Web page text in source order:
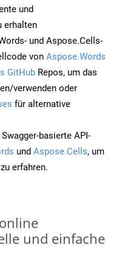
und
erhalten
und Aspose.Cells-
von Aspose.Words
GitHub Repos, um das
verwenden oder
für alternative
basierte API-
und Aspose.Cells, um
zu erfahren.
und einfache